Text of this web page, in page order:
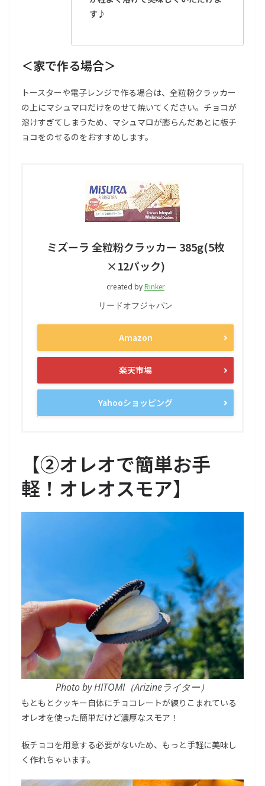
す♪
＜家で作る場合＞
トースターや電子レンジで作る場合は、全粒粉クラッカー
の上にマシュマロだけをのせて焼いてください。チョコが
溶けすぎてしまうため、マシュマロが膨らんだあとに板チ
ョコをのせるのをおすすめします。
ミズーラ 全粒粉クラッカー 385g(5枚
×12パック)
created byRinker
リードオフジャパン
Amazon
楽天市場
Yahooショッピング
【②オレオで簡単お手
軽！オレオスモア】
Photo by HITOMI（Arizineライター）
もともとクッキー自体にチョコレートが練りこまれている
オレオを使った簡単だけど濃厚なスモア！
板チョコを用意する必要がないため、もっと手軽に美味し
く作れちゃいます。